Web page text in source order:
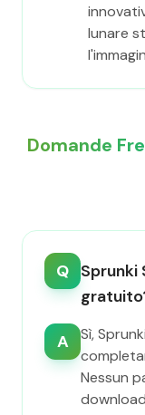
lunare
Domande
Q Sprunki
A
Sì,
Nessun